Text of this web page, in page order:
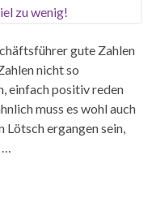
gute Zahlen
nicht so
einfach positiv reden
muss es wohl auch
Lötsch ergangen sein,
…